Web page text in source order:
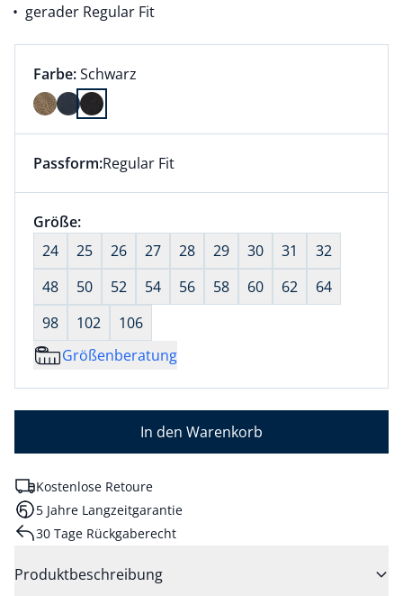
gerader Regular Fit
Farbauswahl:
Farbe:aktuell ausgewählt:
Schwarz
Farbe Schwarz ausgewählt
Dieser Artikel hat die Passform Regular Fit. für
Passform:Regular Fit
Größenauswahl:
Größe:nichts ausgewählt
24
25 26 27 28 29 30 31
32
48
50 52 54 56 58 60 62
64
98
102
106
Größenberatung
In den Warenkorb
Kostenlose Retoure
5 Jahre Langzeitgarantie
30 Tage Rückgaberecht
Produktbeschreibung